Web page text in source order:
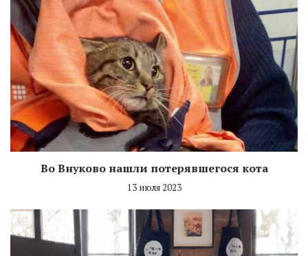
Во Внуково нашли потерявшегося кота
13 июля 2023